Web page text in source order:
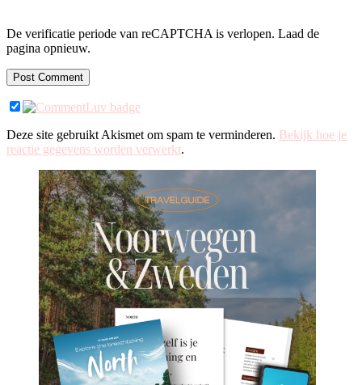
De verificatie periode van reCAPTCHA is verlopen. Laad de
pagina opnieuw.
Deze site gebruikt Akismet om spam te verminderen. Bekijk hoe je
reactie gegevens worden verwerkt.